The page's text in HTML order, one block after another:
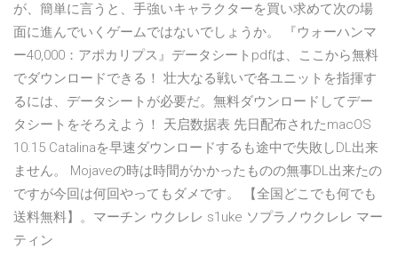
が、簡単に言うと、手強いキャラクターを買い求めて次の場
面に進んでいくゲームではないでしょうか。 『ウォーハンマ
ー40,000：アポカリプス』データシートpdfは、ここから無料
でダウンロードできる！ 壮大なる戦いで各ユニットを指揮す
るには、データシートが必要だ。無料ダウンロードしてデー
タシートをそろえよう！ 天启数据表 先日配布されたmacOS
10.15 Catalinaを早速ダウンロードするも途中で失敗しDL出来
ません。 Mojaveの時は時間がかかったものの無事DL出来たの
ですが今回は何回やってもダメです。 【全国どこでも何でも
送料無料】。マーチン ウクレレ s1uke ソプラノウクレレ マー
ティン